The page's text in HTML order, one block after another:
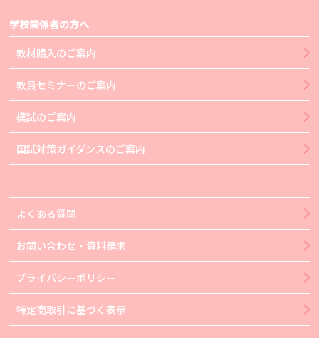
学校関係者の方へ
教材購入のご案内
教員セミナーのご案内
模試のご案内
国試対策ガイダンスのご案内
よくある質問
お問い合わせ・資料請求
プライバシーポリシー
特定商取引に基づく表示